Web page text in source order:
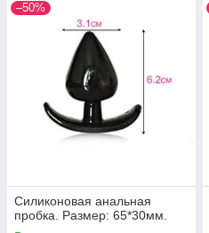
–50%
Силиконовая анальная
пробка. Размер: 65*30мм.